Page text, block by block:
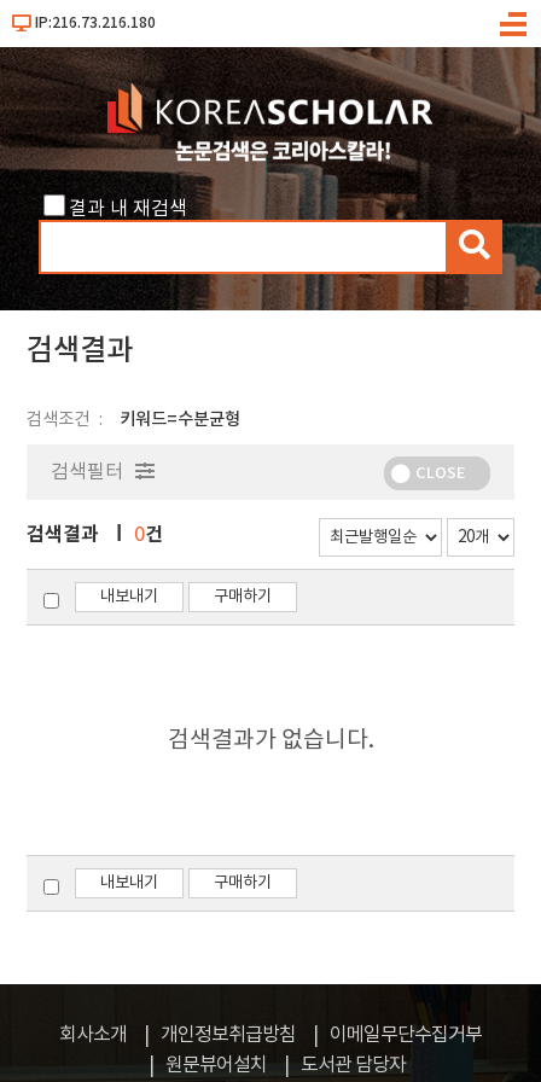
IP:216.73.216.180
메
결과 내 재검색
검
색
검색결과
검색조건 키워드=수분균형
검색필터 CLOSE
검색결과 0건
내보내기 구매하기
검색결과가 없습니다.
내보내기 구매하기
회사소개 개인정보취급방침
이메일무단수집거부
원문뷰어설치
도서관 담당자